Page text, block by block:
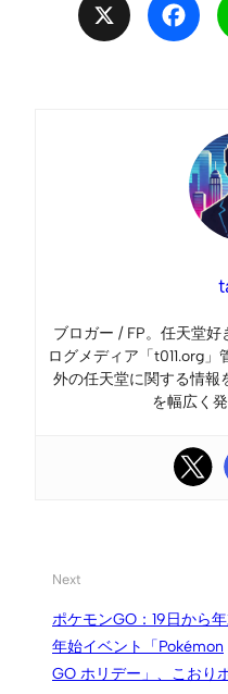
ブロガー / FP。任天堂
ログメディア「t011.org
外の任天堂に関する情報
を幅広く
Next
ポケモンGO：19日から
年始イベント「Pokémon
GO ホリデー」、こおり